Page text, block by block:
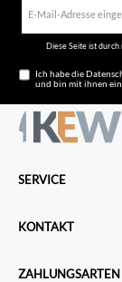
Diese Seite ist
Ich habe die
und bin mit ihnen
SERVICE
KONTAKT
ZAHLUNGSARTEN